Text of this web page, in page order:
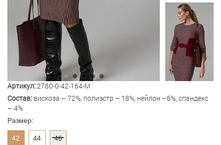
Артикул:2780-0-42-164-M
Состав: вискоза – 72%, полиэстр – 18%, нейлон –6%, спандекс
– 4%
Размер:
42 44 46